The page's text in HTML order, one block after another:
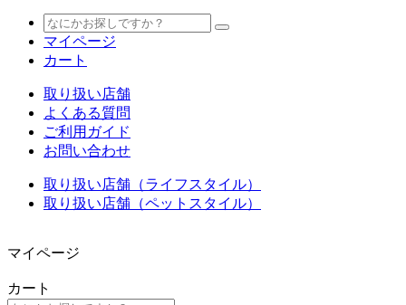
マイページ
カート
取り扱い店舗
よくある質問
ご利用ガイド
お問い合わせ
取り扱い店舗（ライフスタイル）
取り扱い店舗（ペットスタイル）
マイページ
カート